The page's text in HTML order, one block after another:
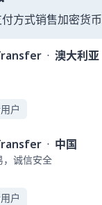
方式销售加密货币
· 澳大利亚
户
· 中国
，诚信安全
户